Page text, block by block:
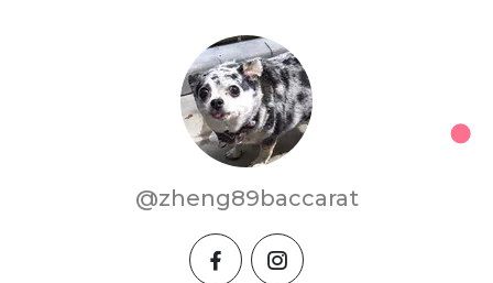
@zheng89baccarat
facebookinstagram